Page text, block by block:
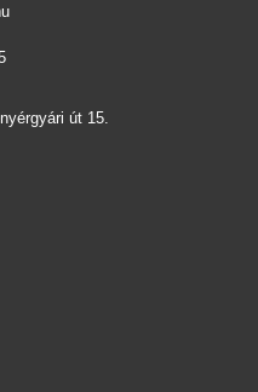
út 15.